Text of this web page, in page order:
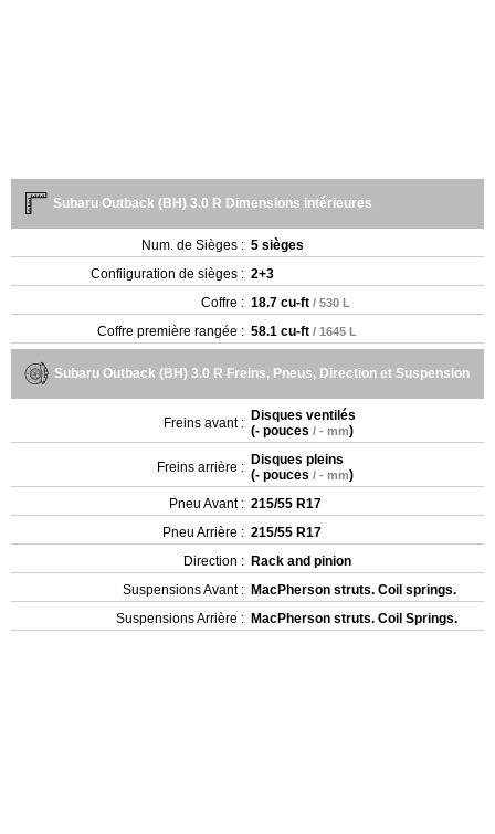
Subaru Outback (BH) 3.0 R Dimensions intérieures
Num. de Sièges : 5 sièges
Confiiguration de sièges : 2+3
Coffre : 18.7 cu-ft / 530 L
Coffre première rangée : 58.1 cu-ft / 1645 L
Subaru Outback (BH) 3.0 R Freins, Pneus, Direction et Suspension
Freins avant : Disques ventilés
(- pouces / - mm)
Freins arrière : Disques pleins
(- pouces / - mm)
Pneu Avant : 215/55 R17
Pneu Arrière : 215/55 R17
Direction : Rack and pinion
Suspensions Avant : MacPherson struts. Coil springs.
Suspensions Arrière : MacPherson struts. Coil Springs.